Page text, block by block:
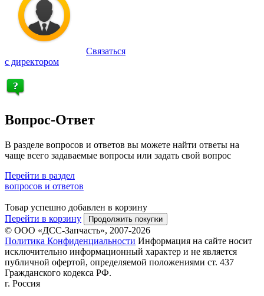
Связаться
с директором
Вопрос-Ответ
В разделе вопросов и ответов вы можете найти ответы на
чаще всего задаваемые вопросы или задать свой вопрос
Перейти в раздел
вопросов и ответов
Товар успешно добавлен в корзину
Перейти в корзину
Продолжить покупки
© ООО «ДСС-Запчасть», 2007-2026
Политика Конфиденциальности Информация на сайте носит
исключительно информационный характер и не является
публичной офертой, определяемой положениями ст. 437
Гражданского кодекса РФ.
г. Россия